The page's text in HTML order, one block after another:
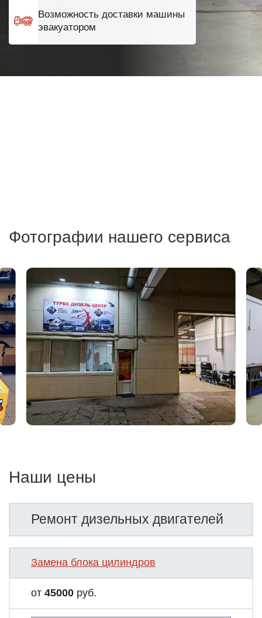
Возможность доставки машины
эвакуатором
Фотографии нашего сервиса
Наши цены
Ремонт дизельных двигателей
Замена блока цилиндров
от 45000 руб.